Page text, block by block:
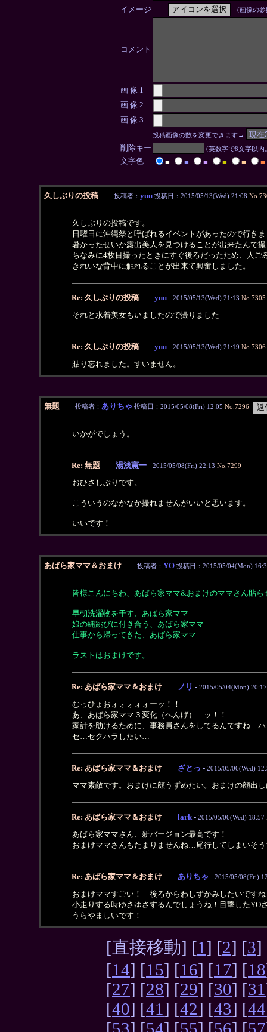
イメージ
(画像の参
コメント
画 像 1
画 像 2
画 像 3
投稿画像の数を変更できます→
削除キー (英数字で8文字以内
文字色 ■ ■ ■ ■ ■ ■
久しぶりの投稿 投稿者： yuu 投稿日：2015/05/13(Wed) 21:08
久しぶりの投稿です。
日曜日に沖縄祭と呼ばれるイベントがあったので行き
暑かったせいか露出美人を見つけることが出来たんで
ちなみに4枚目撮ったときにすぐ後ろだったため、人ご
きれいな背中に触れることが出来て興奮しました。
Re: 久しぶりの投稿 yuu - 2015/05/13(Wed) 21:13 No.7305
それと水着美女もいましたので撮りました
Re: 久しぶりの投稿 yuu - 2015/05/13(Wed) 21:19 No.7306
貼り忘れました。すいません。
無題 投稿者： ありちゃ 投稿日：2015/05/08(Fri) 12:05 No.7296
いかがでしょう。
Re: 無題 湯浅憲一 - 2015/05/08(Fri) 22:13 No.7299
おひさしぶりです。
こういうのなかなか撮れませんがいいと思います。
いいです！
あばら家ママ＆おまけ 投稿者： YO 投稿日：2015/05/04(Mon)
皆様こんにちわ、あばら家ママ&おまけのママさん貼ら
早朝洗濯物を干す、あばら家ママ
娘の縄跳びに付き合う、あばら家ママ
仕事から帰ってきた、あばら家ママ
ラストはおまけです。
Re: あばら家ママ＆おまけ ノリ - 2015/05/04(Mon) 20:17
むっひょおォォォォォーッ！！
あ、あばら家ママ３変化（へんげ）…ッ！！
家計を助けるために、事務員さんをしてるんですね…
セ…セクハラしたい…
Re: あばら家ママ＆おまけ ざとっ - 2015/05/06(Wed)
ママ素敵です。おまけに顔うずめたい。おまけの顔出
Re: あばら家ママ＆おまけ lark - 2015/05/06(Wed) 18:57
あばら家ママさん、新バージョン最高です！
おまけママさんもたまりませんね…尾行してしまいそ
Re: あばら家ママ＆おまけ ありちゃ - 2015/05/08(Fri)
おまけママすごい！ 後ろからわしずかみしたいです
小走りする時ゆさゆさするんでしょうね！目撃したYO
うらやましいです！
[直接移動] [1 ] [2] [3]
[14] [15] [16] [17] [18
[27] [28] [29] [30] [31
[40] [41 ] [42] [43] [44